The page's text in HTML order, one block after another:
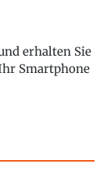
erhalten Sie
Smartphone